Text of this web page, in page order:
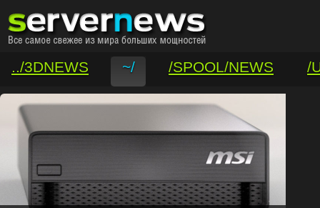
../3DNEWS ~/ /SPOOL/NEWS
/
/VAR/CONTACT